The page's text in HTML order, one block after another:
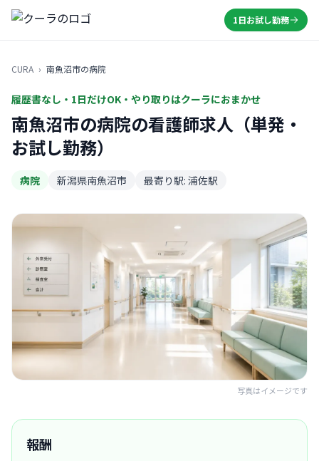
1日お試し勤務
CURA › 南魚沼市の病院
履歴書なし・1日だけOK・やり取りはクーラにおまかせ
南魚沼市の病院の看護師求人（単発・
お試し勤務）
病院 新潟県南魚沼市 最寄り駅: 浦佐駅
写真はイメージです
報酬